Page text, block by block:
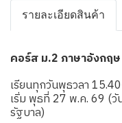
รายละเอียดสินค้า
คอร์ส ม.2 ภาษาอังกฤ
เรียนทุกวันพุธวลา
เริ่ม พุธที่ 27 พ.ค. 69 (วั
รัฐบาล)